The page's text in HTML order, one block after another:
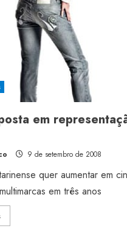
em
9 de setembro de 2008
quer aumentar em
em três anos
Read
more
Moda vende
produtos licenciados
6 de agosto de 2026
3
Renata Caixeta
5 de agosto de 2026